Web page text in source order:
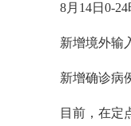
8月14日0-
新增境外输
新增确诊病
目前，在定